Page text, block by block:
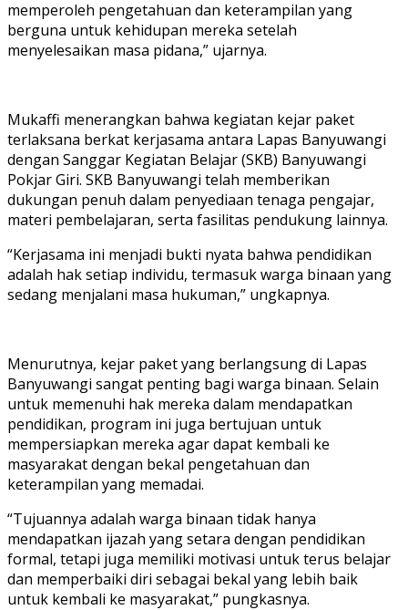
memperoleh pengetahuan dan keterampilan yang
berguna untuk kehidupan mereka setelah
menyelesaikan masa pidana,” ujarnya.
Mukaffi menerangkan bahwa kegiatan kejar paket
terlaksana berkat kerjasama antara Lapas Banyuwangi
dengan Sanggar Kegiatan Belajar (SKB) Banyuwangi
Pokjar Giri. SKB Banyuwangi telah memberikan
dukungan penuh dalam penyediaan tenaga pengajar,
materi pembelajaran, serta fasilitas pendukung lainnya.
“Kerjasama ini menjadi bukti nyata bahwa pendidikan
adalah hak setiap individu, termasuk warga binaan yang
sedang menjalani masa hukuman,” ungkapnya.
Menurutnya, kejar paket yang berlangsung di Lapas
Banyuwangi sangat penting bagi warga binaan. Selain
untuk memenuhi hak mereka dalam mendapatkan
pendidikan, program ini juga bertujuan untuk
mempersiapkan mereka agar dapat kembali ke
masyarakat dengan bekal pengetahuan dan
keterampilan yang memadai.
“Tujuannya adalah warga binaan tidak hanya
mendapatkan ijazah yang setara dengan pendidikan
formal, tetapi juga memiliki motivasi untuk terus belajar
dan memperbaiki diri sebagai bekal yang lebih baik
untuk kembali ke masyarakat,” pungkasnya.